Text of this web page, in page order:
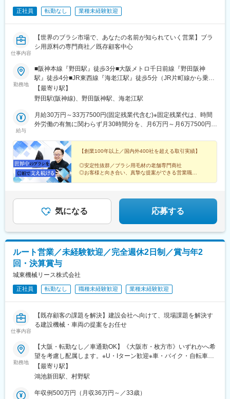
正社員 転勤なし 業種未経験歓迎
仕事内容
【世界のブラシ市場で、あなたの名前が知られていく営業】ブラ
シ用原料の専門商社／既存顧客中心
勤務地
■阪神本線『野田駅』徒歩3分■大阪メトロ千日前線『野田阪神
駅』徒歩4分■JR東西線『海老江駅』徒歩5分（JR片町線から乗り
換えなしで直結）＜本社＞大阪府大阪市福島区海老江1-3-23★3路
線から通勤できる便利な立地★※受動喫煙対策：あり※転勤はあり
【最寄り駅】
野田駅(阪神線)、野田阪神駅、海老江駅
給与
月給30万円～33万7500円(固定残業代含む)※固定残業代は、時間
外労働の有無に関わらず月30時間分を、月6万円～月6万7500円支
ることはありません！＜試用期間中＞■入社後～3カ月：月給19万
2000円～21万6000円※残業手当別途支給 ■入社4カ月～6カ月：月
給24万円～27万円※残業手当別途支給
【創業100年以上／国内外400社を超える取引実績】
◎安定性抜群／ブラシ用毛材の老舗専門商社
◎お客様と向き合い、真摯な提案ができる営業職
働きませんか？
気になる 応募する
ルート営業／未経験歓迎／完全週休2日制／賞与年2
回・決算賞与
城東機械リース株式会社
正社員 転勤なし 職種未経験歓迎 業種未経験歓迎
仕事内容
【既存顧客の課題を解決】建設会社へ向けて、現場課題を解決す
る建設機械・車両の提案をお任せ
勤務地
【大阪・転勤なし／車通勤OK】《大阪市・枚方市》いずれかへ希
望を考慮し配属します。※U・Iターン歓迎※車・バイク・自転車通
勤OK（駐車場完備）■本社大阪府大阪市鶴見区安田1-2-2＜アクセ
ス＞└JR学研都市線「鴻池新田駅」└Osaka Metro 長堀鶴見緑地
研都市線「徳庵駅」■枚方営業所大阪府枚方市春日西町2-22-15＜
【最寄り駅】
鴻池新田駅、村野駅
年収例500万円（月収36万円～／33歳）